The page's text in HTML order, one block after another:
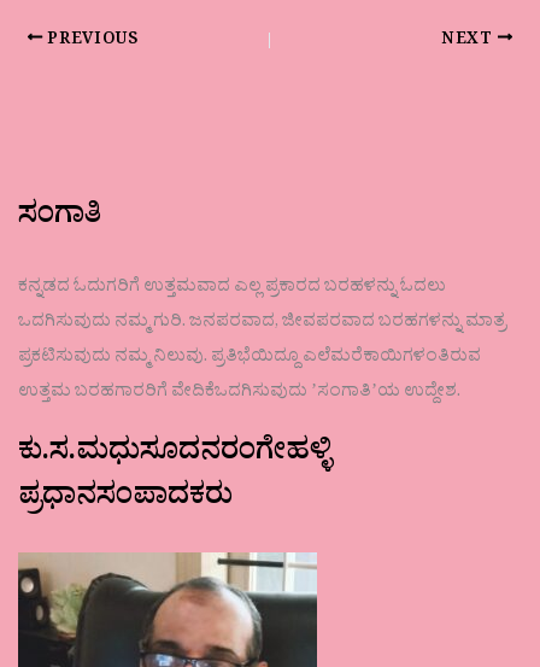
PREVIOUS NEXT
ಸಂಗಾತಿ
ಕನ್ನಡದ ಓದುಗರಿಗೆ ಉತ್ತಮವಾದ ಎಲ್ಲ ಪ್ರಕಾರದ ಬರಹಳನ್ನು ಓದಲು
ಒದಗಿಸುವುದು ನಮ್ಮ ಗುರಿ. ಜನಪರವಾದ, ಜೀವಪರವಾದ ಬರಹಗಳನ್ನು ಮಾತ್ರ
ಪ್ರಕಟಿಸುವುದು ನಮ್ಮ ನಿಲುವು. ಪ್ರತಿಭೆಯಿದ್ದೂ ಎಲೆಮರೆಕಾಯಿಗಳಂತಿರುವ
ಉತ್ತಮ ಬರಹಗಾರರಿಗೆ ವೇದಿಕೆಒದಗಿಸುವುದು ʼಸಂಗಾತಿʼಯ ಉದ್ದೇಶ.
ಕು.ಸ.ಮಧುಸೂದನರಂಗೇಹಳ್ಳಿ
ಪ್ರಧಾನಸಂಪಾದಕರು